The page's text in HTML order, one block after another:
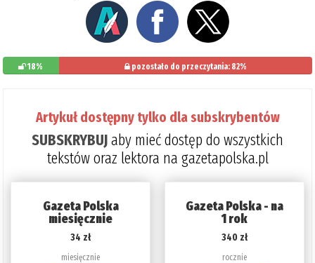
18% pozostało do przeczytania: 82%
Artykuł dostępny tylko dla subskrybentów
SUBSKRYBUJaby mieć dostęp do wszystkich
tekstów oraz lektora na gazetapolska.pl
Gazeta Polska
miesięcznie
34 zł
miesięcznie
Gazeta Polska - na
1 rok
340 zł
rocznie